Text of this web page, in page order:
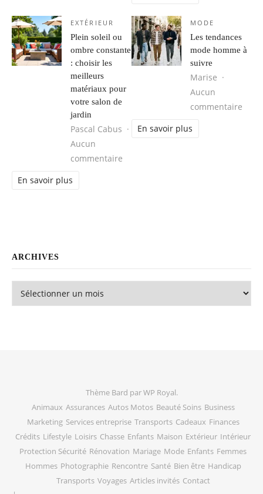
EXTÉRIEUR
Plein soleil ou
ombre constante
: choisir les
meilleurs
matériaux pour
votre salon de
jardin
Pascal Cabus
Aucun
commentaire
En savoir plus
MODE
Les tendances
mode homme à
suivre
Marise
Aucun
commentaire
En savoir plus
ARCHIVES
Archives
Thème Bard parWP Royal.
Animaux Assurances Autos Motos Beauté Soins Business
Marketing Services entreprise Transports Cadeaux Finances
Crédits Lifestyle Loisirs Chasse Enfants Maison Extérieur Intérieur
Protection Sécurité Rénovation Mariage Mode Enfants Femmes
Hommes Photographie Rencontre Santé Bien être Handicap
Transports Voyages Articles invités Contact